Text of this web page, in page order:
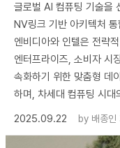
글로벌 AI 컴퓨팅 기술을
NV링크 기반 아키텍처
엔비디아와 인텔은 전략
엔터프라이즈, 소비자 시
속화하기 위한 맞춤형 데
하며, 차세대 컴퓨팅 시대
2025.09.22
by 배종인